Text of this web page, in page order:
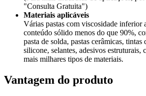
"Consulta Gratuita")
Materiais aplicáveis
Várias pastas com viscosidade inferior
conteúdo sólido menos do que 90%,
pasta de solda, pastas cerâmicas, tintas
silicone, selantes, adesivos estruturais,
mais milhares tipos de materiais.
Vantagem do produto